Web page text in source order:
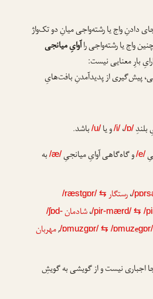
دادنِ واج یا رشته‌واجی میانِ دو تک‌واژ
واج یا رشته‌واجی راآوایِ میانجی
بارِ معنایی نیست:
پیش‌گیری از پدیدآمدنِ بافت‌هایِ
بلندِ/ɒ/،/i/و یا/u/باشد.
/e/و گاه‌گاهی آوایِ میانجیِ/æ/به
/،رستگار /ræstgɒr/⇆
/pir-mærd/⇆ / ،شادمان /ʃɒd-
/ɒmuzgɒr/⇆ /ɒmuzegɒr/
,مهربان
اجباری نیست و از گویشی به گویشِ